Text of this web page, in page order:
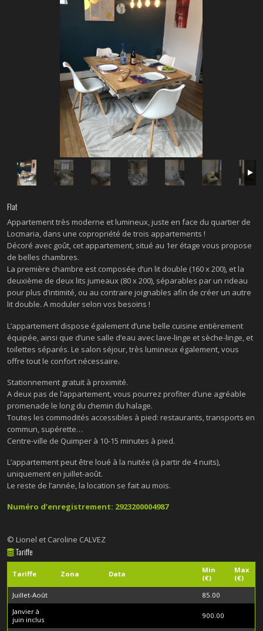
Flat
Appartement très moderne et lumineux, juste en face du quartier de
Locmaria, dans une copropriété de trois appartements !
Décoré avec goût, cet appartement, situé au 1er étage vous propose
de belles chambres.
La première chambre est composée d’un lit double (160 x 200), et la
deuxième de deux lits jumeaux (80 x 200), séparables par un rideau
pour plus d’intimité, ou au contraire joignables afin de créer un autre
lit double. A moduler selon vos besoins !
L’appartement dispose également d’une belle cuisine entièrement
équipée, ainsi que d’une salle d’eau avec lave-linge et sèche-linge, et
toilettes séparés. Le salon séjour, très lumineux également, vous
offre tout le confort nécessaire.
Stationnement gratuit à proximité.
A deux pas de l’appartement, vous pourrez profiter d’une agréable
promenade le long du chemin du halage.
Toutes les commodités accessibles à pied: restaurants, transports en
commun, supérette…
Centre-ville de Quimper à 10-15 minutes à pied.
L’appartement peut être loué à la nuitée (à partir de 4 nuits),
uniquement en juillet-août.
Le reste de l’année, la location se fait au mois.
Numéro d’enregistrement: 2923200004987
© Lionel et Caroline CALVEZ
Tariffe
Tariffe Zona Data
Min
(€)
Max
(€)
Juillet-Août
85.00
Janvier à
juin inclus
900.00